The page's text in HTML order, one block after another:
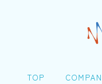
TOP